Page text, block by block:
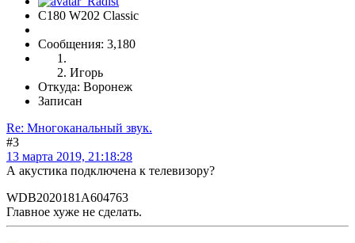
C180 W202 Classic
Сообщения: 3,180
Игорь
Откуда: Воронеж
Записан
Re: Многоканальный звук.
#3
13 марта 2019, 21:18:28
А акустика подключена к телевизору?
WDB2020181A604763
Главное хуже не сделать.